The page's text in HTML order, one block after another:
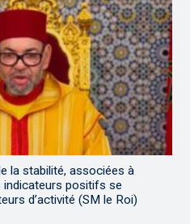
la stabilité, associées à
indicateurs positifs se
d’activité (SM le Roi)